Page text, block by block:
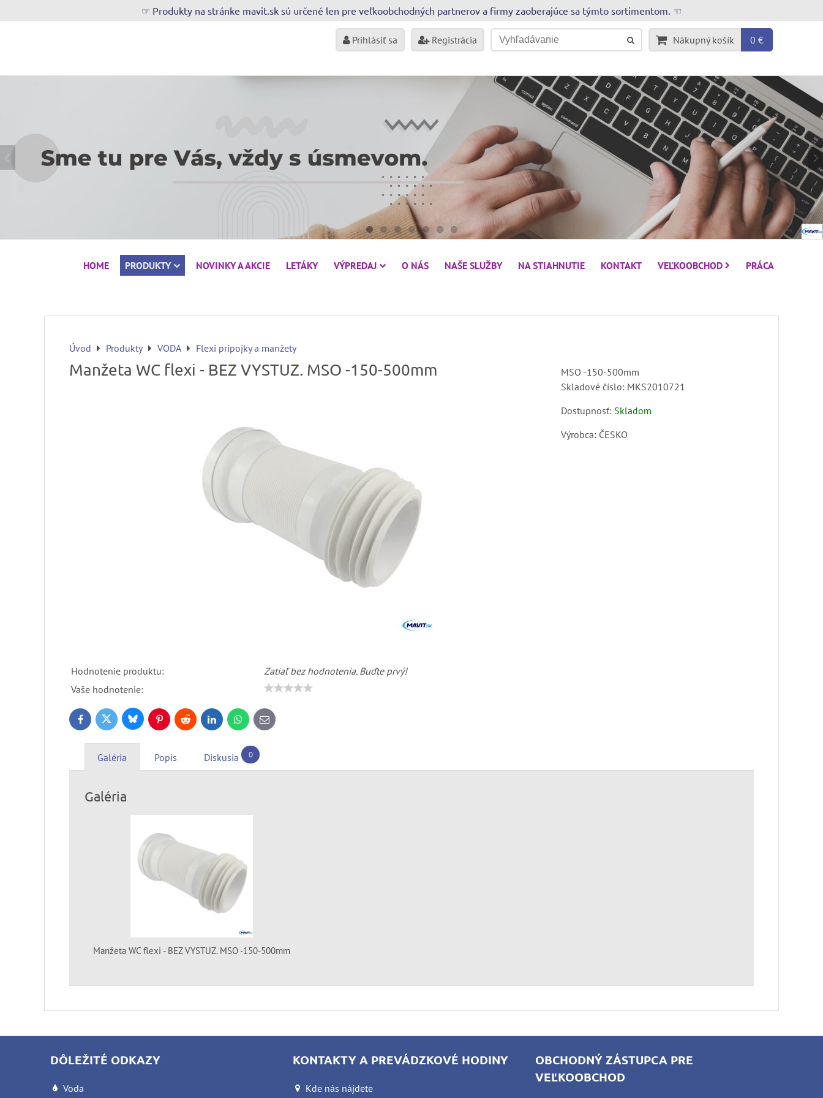
☞ Produkty na stránke mavit.sk sú určené len pre veľkoobchodných partnerov a firmy zaoberajúce sa týmto sortimentom. ☜
Prihlásiť sa Registrácia Nákupný košík 0 €
HOME PRODUKTY NOVINKY A AKCIE LETÁKY VÝPREDAJ O NÁS NAŠE SLUŽBY NA STIAHNUTIE KONTAKT VEĽKOOBCHOD PRÁCA
Úvod Produkty VODA Flexi prípojky a manžety
Manžeta WC flexi - BEZ VYSTUZ. MSO -150-500mm
Hodnotenie produktu:
Zatiaľ bez hodnotenia. Buďte prvý!
Vaše hodnotenie:
MSO -150-500mm
Skladové číslo: MKS2010721
Dostupnosť: Skladom
Výrobca: ČESKO
FacebookTwitter BlueskyPinterestReddit LinkedInWhatsApp
E-
mail
Galéria Popis Diskusia 0
Galéria
Manžeta WC flexi - BEZ VYSTUZ. MSO -150-500mm
DÔLEŽITÉ ODKAZY
Voda
KONTAKTY A PREVÁDZKOVÉ HODINY
Kde nás nájdete
OBCHODNÝ ZÁSTUPCA PRE
VEĽKOOBCHOD